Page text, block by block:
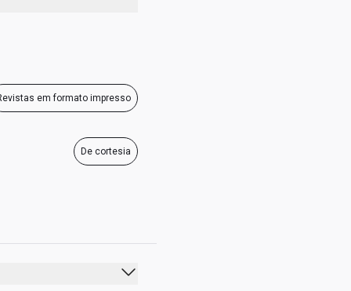
em formato impresso
De cortesia